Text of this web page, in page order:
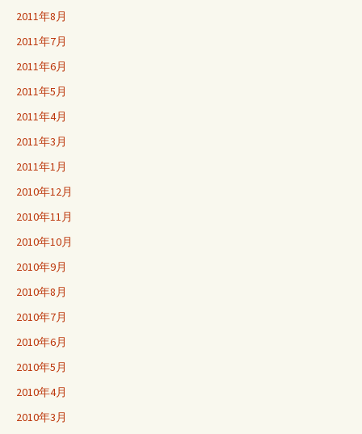
2011年8月
2011年7月
2011年6月
2011年5月
2011年4月
2011年3月
2011年1月
2010年12月
2010年11月
2010年10月
2010年9月
2010年8月
2010年7月
2010年6月
2010年5月
2010年4月
2010年3月